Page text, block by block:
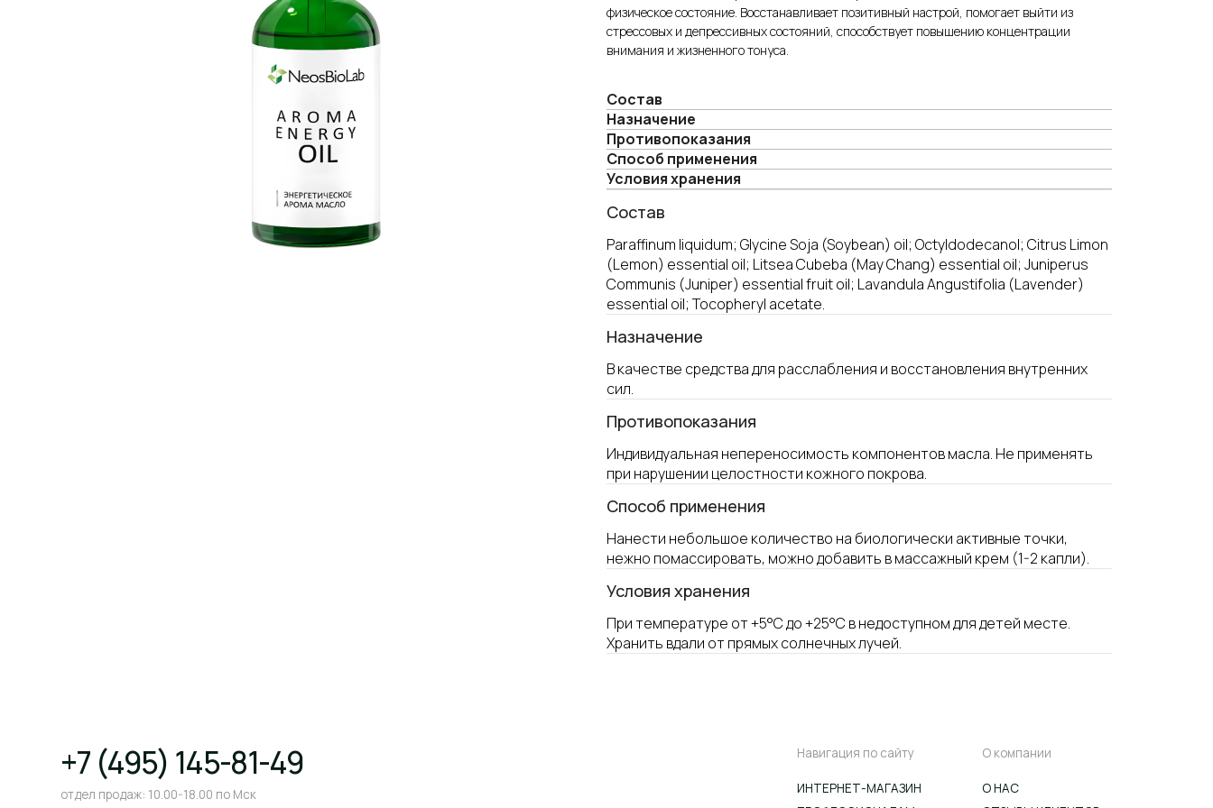
физическое состояние. Восстанавливает позитивный настрой, помогает выйти из
стрессовых и депрессивных состояний, способствует повышению концентрации
внимания и жизненного тонуса.
Состав
Назначение
Противопоказания
Cпособ применения
Условия хранения
Состав
Paraffinum liquidum; Glycine Soja (Soybean) oil; Оctyldodecanol; Citrus Limon
(Lemon) essential oil; Litsea Cubeba (May Chang) essential oil; Juniperus
Communis (Juniper) essential fruit oil; Lavandula Angustifolia (Lavender)
essential oil; Tocopheryl acetate.
Назначение
В качестве средства для расслабления и восстановления внутренних
сил.
Противопоказания
Индивидуальная непереносимость компонентов масла. Не применять
при нарушении целостности кожного покрова.
Cпособ применения
Нанести небольшое количество на биологически активные точки,
нежно помассировать, можно добавить в массажный крем (1-2 капли).
Условия хранения
При температуре от +5°С до +25°С в недоступном для детей месте.
Хранить вдали от прямых солнечных лучей.
г. Москва, ул. Щипок 18, с1
метро Павелецкая/Серпуховская
горячая линия: 10.00-18.00 по Мск
Навигация по сайту О компании
СЕРТИФИКАТЫ
ДОСТАВКА И ОПЛАТА